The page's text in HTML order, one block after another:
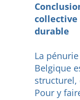
collective
durable
La pénurie
Belgique
structurel,
Pour y